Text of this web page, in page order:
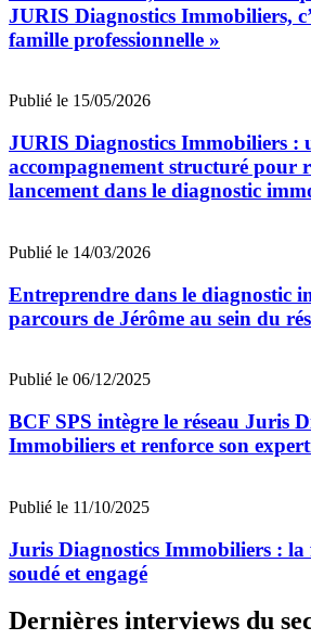
JURIS Diagnostics Immobiliers,
famille professionnelle »
Publié le 15/05/2026
JURIS Diagnostics Immobiliers :
accompagnement structuré pour
lancement dans le diagnostic
Publié le 14/03/2026
Entreprendre dans le diagnostic
parcours de Jérôme au sein du
Publié le 06/12/2025
BCF SPS intègre le réseau Juris
Immobiliers et renforce son
Publié le 11/10/2025
Juris Diagnostics Immobiliers : la
soudé et engagé
Dernières interviews du